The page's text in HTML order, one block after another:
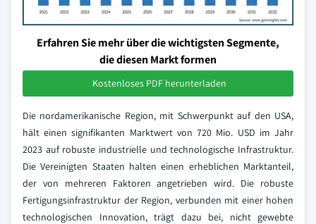
Erfahren Sie mehr über die wichtigsten Segmente,
die diesen Markt formen
Kostenloses PDF herunterladen
Die nordamerikanische Region, mit Schwerpunkt auf den USA,
hält einen signifikanten Marktwert von 720 Mio. USD im Jahr
2023 auf robuste industrielle und technologische Infrastruktur.
Die Vereinigten Staaten halten einen erheblichen Marktanteil,
der von mehreren Faktoren angetrieben wird. Die robuste
Fertigungsinfrastruktur der Region, verbunden mit einer hohen
technologischen Innovation, trägt dazu bei, nicht gewebte